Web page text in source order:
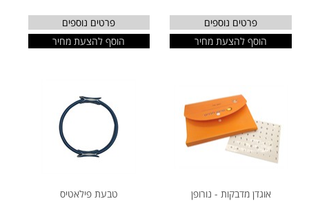
פרטים נוספים
הוסף להצעת מחיר
פרטים נוספים
הוסף להצעת מחיר
אוגדן מדבקות - נורופן טבעת פילאטיס